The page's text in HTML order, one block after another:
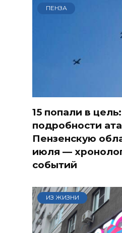
ПЕНЗА
15 попали в цель:
подробности
Пензенскую
июля —
событий
ИЗ ЖИЗНИ